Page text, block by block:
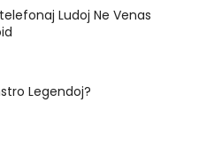
Ludoj Ne Venas
Legendoj?